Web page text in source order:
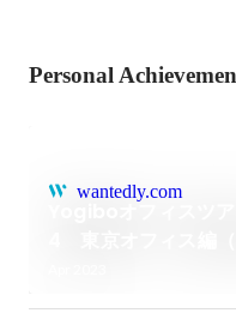
Personal
wantedly.com